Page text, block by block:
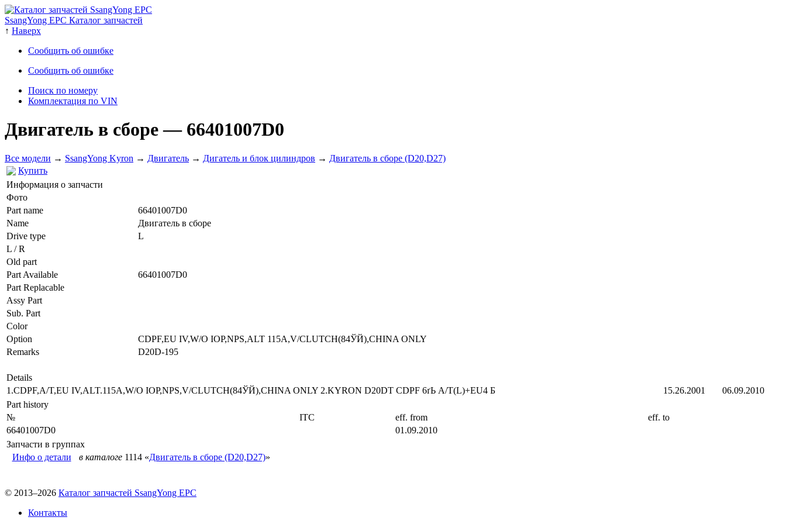
SsangYong EPC Каталог запчастей
↑ Наверх
Сообщить об ошибке
Сообщить об ошибке
Поиск по номеру
Комплектация по VIN
Двигатель в сборе— 66401007D0
Все модели → SsangYong Kyron → Двигатель → Дигатель и блок цилиндров → Двигатель в сборе (D20,D27)
Купить
Информация о запчасти
Фото
Part name
66401007D0
Name
Двигатель в сборе
Drive type
L
L / R
Old part
Part Available
66401007D0
Part Replacable
Assy Part
Sub. Part
Color
Option
CDPF,EU IV,W/O IOP,NPS,ALT 115A,V/CLUTCH(84ЎЙ),CHINA ONLY
Remarks
D20D-195
Details
1.CDPF,A/T,EU IV,ALT.115A,W/O IOP,NPS,V/CLUTCH(84ЎЙ),CHINA ONLY 2.KYRON D20DT CDPF 6ґЬ A/T(L)+EU4 Б
15.26.2001
06.09.2010
Part history
№
ITC eff. from
eff. to
66401007D0
01.09.2010
Запчасти в группах
Инфо о детали
в каталоге 1114 «Двигатель в сборе (D20,D27)»
© 2013–2026 Каталог запчастей SsangYong EPC
Контакты